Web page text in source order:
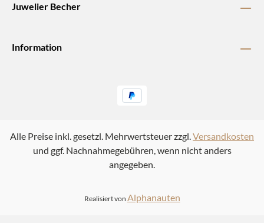
Juwelier Becher
Information
Alle Preise inkl. gesetzl. Mehrwertsteuer zzgl.Versandkosten
und ggf. Nachnahmegebühren, wenn nicht anders
angegeben.
Realisiert von Alphanauten